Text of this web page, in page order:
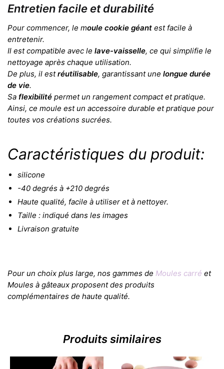
Entretien facile et durabilité
Pour commencer, le moule cookie géant est facile à
entretenir.
Il est compatible avec le lave-vaisselle, ce qui simplifie le
nettoyage après chaque utilisation.
De plus, il estréutilisable, garantissant une longue durée
de vie.
Sa flexibilité permet un rangement compact et pratique.
Ainsi, ce moule est un accessoire durable et pratique pour
toutes vos créations sucrées.
Caractéristiques du produit:
silicone
-40 degrés à +210 degrés
Haute qualité, facile à utiliser et à nettoyer.
Taille : indiqué dans les images
Livraison gratuite
Pour un choix plus large, nos gammes de Moules carré et
Moules à gâteaux proposent des produits
complémentaires de haute qualité.
Produits similaires